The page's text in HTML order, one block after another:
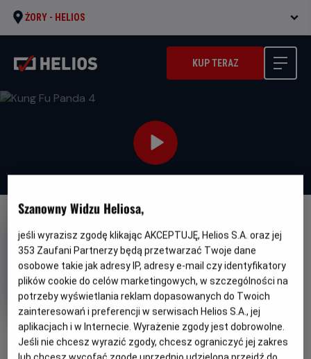
ŻORY - HELIOS
KUP TERAZ
Kung Fu Panda 4
Oryginalny
tytuł
Kung Fu Panda 4 Gatunek
Animowany /
Przygodowy
Minimalny
wiek
Od 6 lat
Czas
trwania
94 min
Kraj
i
rok
produkcji
Inne, USA (2024)
OCENA HELIOS
6.3
Szanowny Widzu Heliosa,
jeśli wyrazisz zgodę klikając AKCEPTUJĘ, Helios S.A. oraz jej
353 Zaufani Partnerzy będą przetwarzać Twoje dane
osobowe takie jak adresy IP, adresy e-mail czy identyfikatory
plików cookie do celów marketingowych, w szczególności na
potrzeby wyświetlania reklam dopasowanych do Twoich
zainteresowań i preferencji w serwisach Helios S.A., jej
aplikacjach i w Internecie. Wyrażenie zgody jest dobrowolne.
Jeśli nie chcesz wyrazić zgody, chcesz ograniczyć jej zakres